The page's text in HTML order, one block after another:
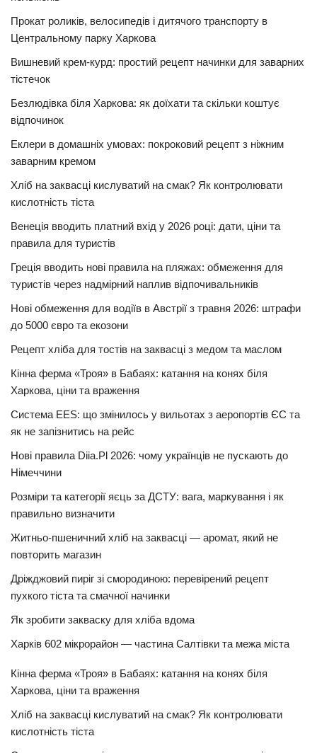
Прокат роликів, велосипедів і дитячого транспорту в
Центральному парку Харкова
Вишневий крем-курд: простий рецепт начинки для заварних
тістечок
Безлюдівка біля Харкова: як доїхати та скільки коштує
відпочинок
Еклери в домашніх умовах: покроковий рецепт з ніжним
заварним кремом
Хліб на заквасці кислуватий на смак? Як контролювати
кислотність тіста
Венеція вводить платний вхід у 2026 році: дати, ціни та
правила для туристів
Греція вводить нові правила на пляжах: обмеження для
туристів через надмірний наплив відпочивальників
Нові обмеження для водіїв в Австрії з травня 2026: штрафи
до 5000 євро та екозони
Рецепт хліба для тостів на заквасці з медом та маслом
Кінна ферма «Троя» в Бабаях: катання на конях біля
Харкова, ціни та враження
Система EES: що змінилось у вильотах з аеропортів ЄС та
як не запізнитись на рейс
Нові правила Diia.Pl 2026: чому українців не пускають до
Німеччини
Розміри та категорії яєць за ДСТУ: вага, маркування і як
правильно визначити
Житньо-пшеничний хліб на заквасці — аромат, який не
повторить магазин
Дріжджовий пиріг зі смородиною: перевірений рецепт
пухкого тіста та смачної начинки
Як зробити закваску для хліба вдома
Харків 602 мікрорайон — частина Салтівки та межа міста
Кінна ферма «Троя» в Бабаях: катання на конях біля
Харкова, ціни та враження
Хліб на заквасці кислуватий на смак? Як контролювати
кислотність тіста